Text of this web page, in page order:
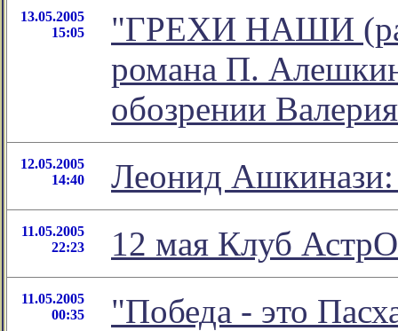
13.05.2005
15:05
"ГРЕХИ НАШИ
романа П.
обозрении
12.05.2005
14:40
Леонид
11.05.2005
22:23
12 мая Клуб
11.05.2005
00:35
"Победа - это